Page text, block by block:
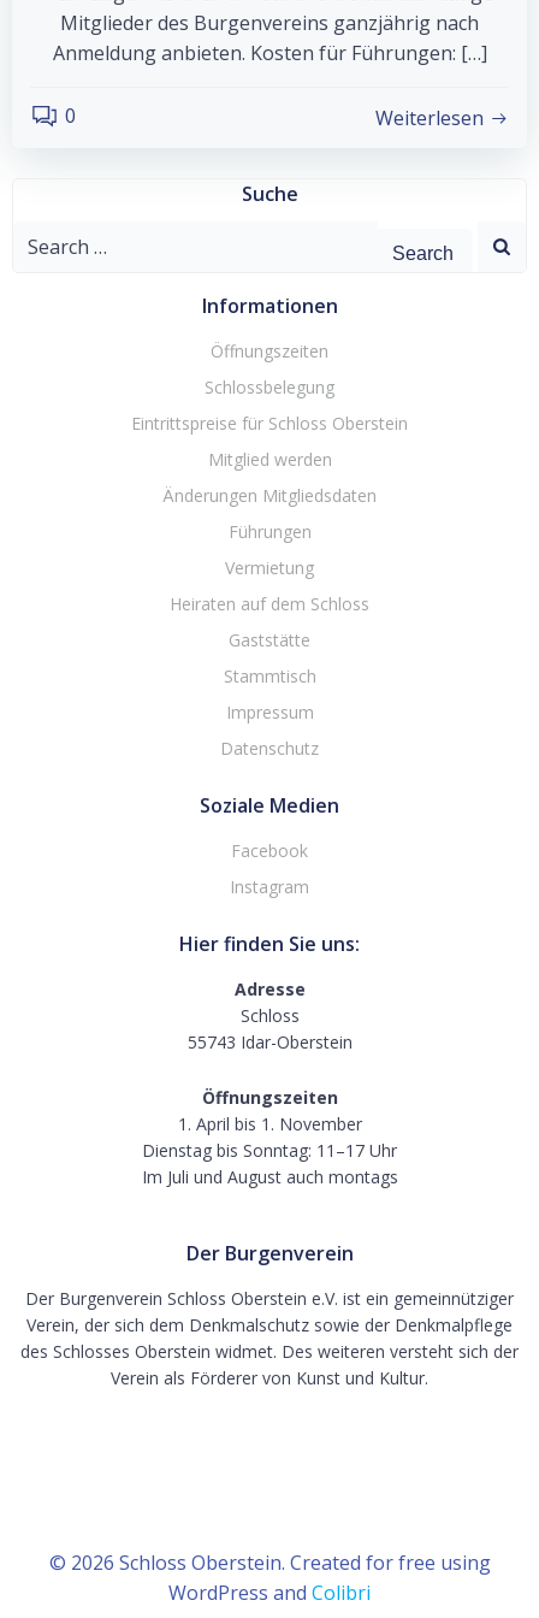
Mitglieder des Burgenvereins ganzjährig nach
Anmeldung anbieten. Kosten für Führungen: […]
0 Weiterlesen
Suche
Search
Informationen
Öffnungszeiten
Schlossbelegung
Eintrittspreise für Schloss Oberstein
Mitglied werden
Änderungen Mitgliedsdaten
Führungen
Vermietung
Heiraten auf dem Schloss
Gaststätte
Stammtisch
Impressum
Datenschutz
Soziale Medien
Facebook
Instagram
Hier finden Sie uns:
Adresse
Schloss
55743 Idar-Oberstein
Öffnungszeiten
1. April bis 1. November
Dienstag bis Sonntag: 11–17 Uhr
Im Juli und August auch montags
Der Burgenverein
Der Burgenverein Schloss Oberstein e.V. ist ein gemeinnütziger
Verein, der sich dem Denkmalschutz sowie der Denkmalpflege
des Schlosses Oberstein widmet. Des weiteren versteht sich der
Verein als Förderer von Kunst und Kultur.
© 2026 Schloss Oberstein. Created for free using
WordPress and Colibri